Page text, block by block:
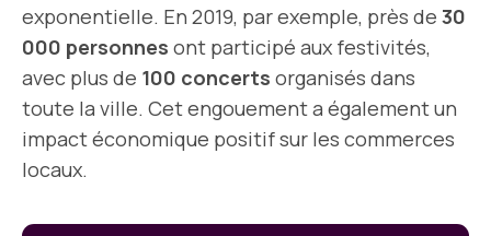
exponentielle. En 2019, par exemple, près de 30
000 personnes ont participé aux festivités,
avec plus de 100 concerts organisés dans
toute la ville. Cet engouement a également un
impact économique positif sur les commerces
locaux.